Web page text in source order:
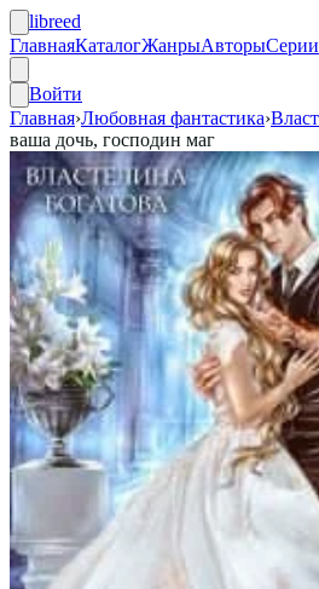
libreed
ГлавнаяКаталогЖанрыАвторыСерии
Войти
Главная›Любовная фантастика›
ваша дочь, господин маг